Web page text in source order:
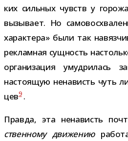
ких силь­ных чувств у
вызы­вает. Но
харак­тера» были так
рекламная сущ­ность
орга­ни­за­ция умуд­ри­лась
насто­я­щую нена­висть чуть
цев9.
Правда, эта нена­висть
ствен­ному дви­же­нию